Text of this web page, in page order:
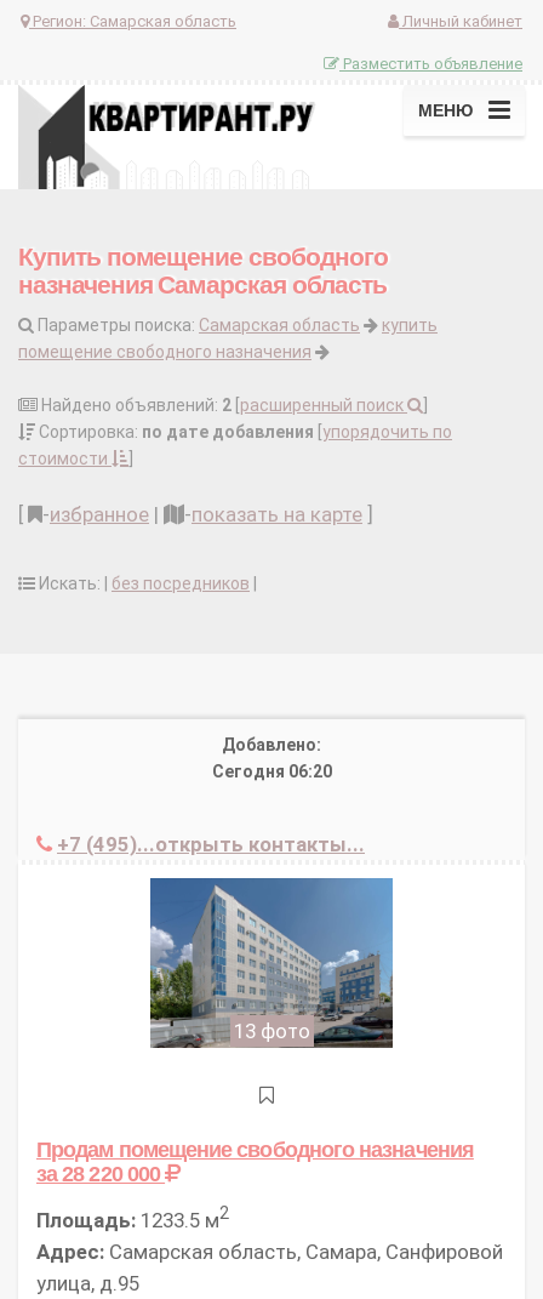
Регион: Самарская область Личный кабинет
Разместить объявление
МЕНЮ
Купить помещение свободного
назначения Самарская область
Параметры поиска: Самарская область
купить
помещение свободного назначения
Найдено объявлений: 2 расширенный поиск
Сортировка: по дате добавления упорядочить по
стоимости
-избранное | -показать на карте
Искать: | без посредников
Добавлено:
Сегодня 06:20
+7 (495)...открыть контакты...
13 фото
Продам помещение свободного назначения
за 28 220 000
Площадь: 1233.5 м2
Адрес: Самарская область, Самара, Санфировой
улица, д.95